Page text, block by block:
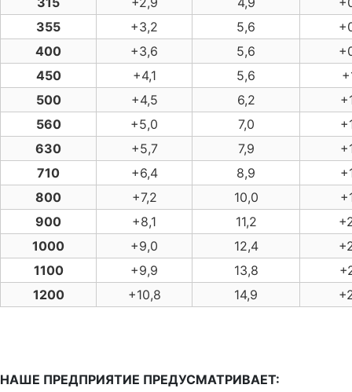
355
+3,2 5,6
400
+3,6 5,6
450
+4,1 5,6
500
+4,5 6,2
560
+5,0 7,0
630
+5,7 7,9
710
+6,4 8,9
800
+7,2 10,0
900
+8,1 11,2
1000
+9,0 12,4
1100
+9,9 13,8
1200
+10,8 14,9
НАШЕ ПРЕДПРИЯТИЕ ПРЕДУСМАТРИВАЕТ: